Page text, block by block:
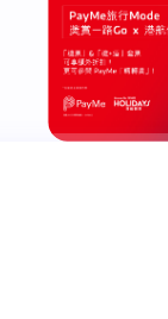
LATEST